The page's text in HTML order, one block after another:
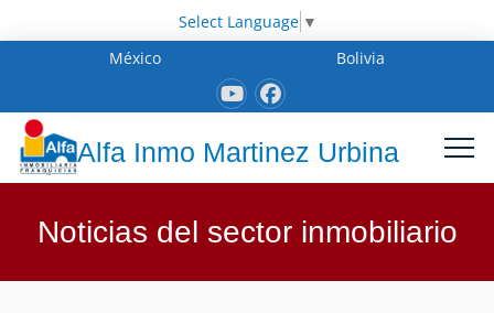
Select Language ▼
México
Bolivia
Alfa Inmo Martinez Urbina
Noticias del sector inmobiliario